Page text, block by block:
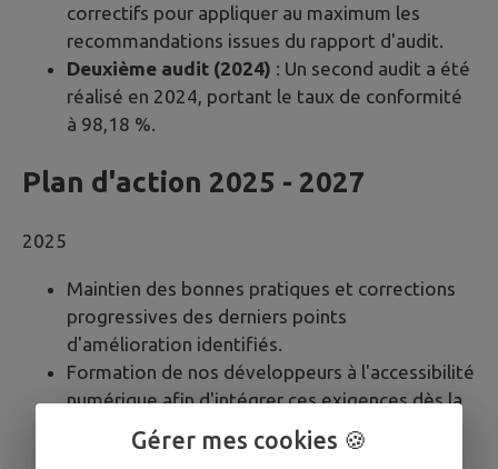
correctifs pour appliquer au maximum les
recommandations issues du rapport d'audit.
Deuxième audit (2024) : Un second audit a été
réalisé en 2024, portant le taux de conformité
à 98,18 %.
Plan d'action 2025 - 2027
2025
Maintien des bonnes pratiques et corrections
progressives des derniers points
d'amélioration identifiés.
Formation de nos développeurs à l'accessibilité
numérique afin d'intégrer ces exigences dès la
conception des sites.
Accompagnement des mairies dans leur
Gérer mes cookies 🍪